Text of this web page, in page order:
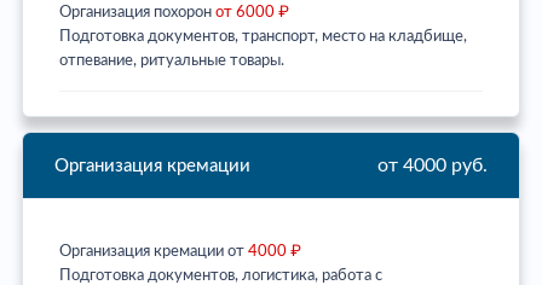
Организация похорон от 6000 ₽
Подготовка документов, транспорт, место на кладбище,
отпевание, ритуальные товары.
Организация кремации от 4000 руб.
Организация кремации от 4000 ₽
Подготовка документов, логистика, работа с